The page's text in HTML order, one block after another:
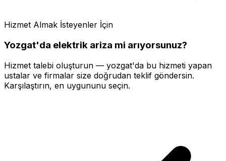
Hizmet Almak İsteyenler İçin
Yozgat'da elektrik ariza mi arıyorsunuz?
Hizmet talebi oluşturun — yozgat'da bu hizmeti yapan
ustalar ve firmalar size doğrudan teklif göndersin.
Karşılaştırın, en uygununu seçin.